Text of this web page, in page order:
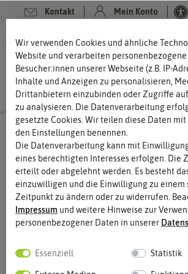
Kontakt Mein Konto
Wir verwenden Cookies und ähnliche
Website und verarbeiten
Besucher:innen unserer Webseite (z.B. IP-
Inhalte und Anzeigen zu personalisieren,
Drittanbietern einzubinden oder Zugriffe
zu analysieren. Die Datenverarbeitung
gesetzte Cookies. Wir teilen diese Daten
den Einstellungen benennen.
Die Datenverarbeitung kann mit
eines berechtigten Interesses erfolgen. Die
erteilt oder abgelehnt werden. Es besteht
einzuwilligen und die Einwilligung zu einem
Zeitpunkt zu ändern oder zu widerrufen.
Impressum und weitere Hinweise zur
personenbezogener Daten in unserer
Essenziell Statistik